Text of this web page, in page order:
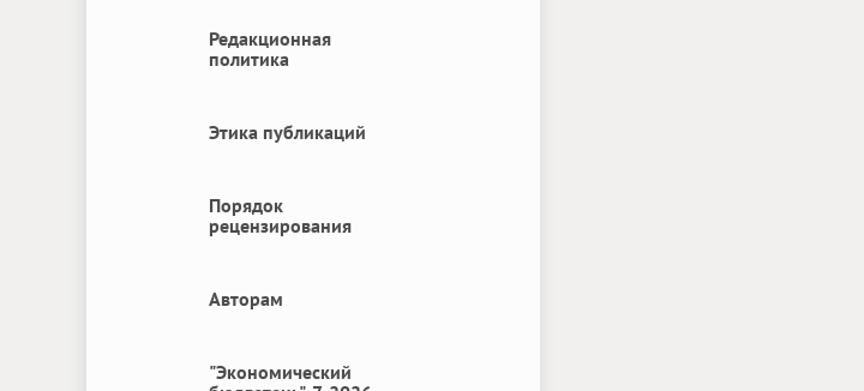
Редакционная
политика
Этика публикаций
Порядок
рецензирования
Авторам
"Экономический